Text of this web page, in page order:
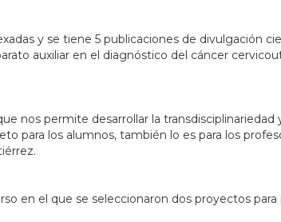
y se tiene 5 publicaciones de divulgación
auxiliar en el diagnóstico del cáncer
nos permite desarrollar la
para los alumnos, también lo es para los
en el que se seleccionaron dos proyectos